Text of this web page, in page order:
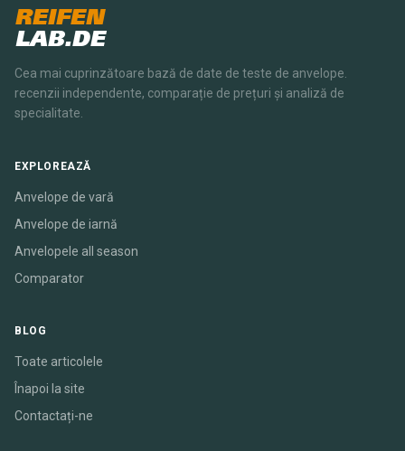
REIFEN
LAB.DE
Cea mai cuprinzătoare bază de date de teste de anvelope.
recenzii independente, comparație de prețuri și analiză de
specialitate.
EXPLOREAZĂ
Anvelope de vară
Anvelope de iarnă
Anvelopele all season
Comparator
BLOG
Toate articolele
Înapoi la site
Contactați-ne